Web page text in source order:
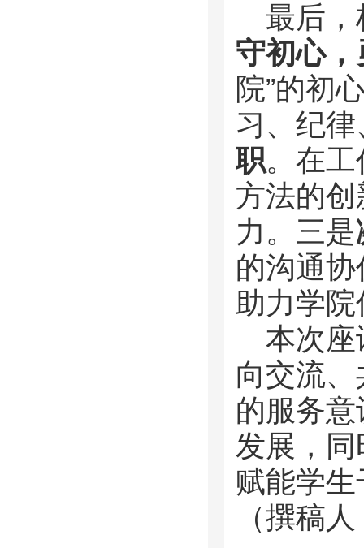
最后
守初心
院”的初
习、纪
职。在
方法的
力。三是
的沟通
助力学
本次
向交流
的服务
发展，
赋能学
（撰稿